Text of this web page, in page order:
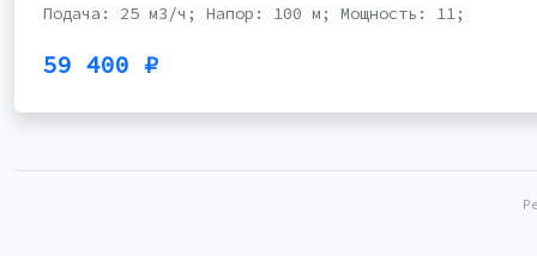
Подача: 25 м3/ч; Напор: 100 м; Мощность: 11;
59 400 ₽